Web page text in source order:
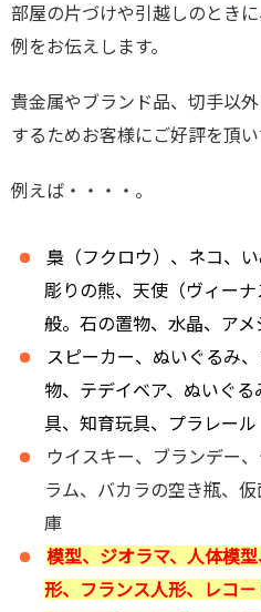
部屋の片づけや引越しのとき
例をお伝えします。
貴金属やブランド品、切手以
するためお客様にご好評を頂い
例えば・・・・。
梟（フクロウ）、ネコ、
彫りの熊、天使（ヴィー
般。石の置物、水晶、アメ
スピーカー、ぬいぐるみ
物、テデイベア、ぬいぐ
具、知育玩具、プラレール
ウイスキー、ブランデー
ラム、バカラの空き瓶、
庫
模型、ジオラマ、人体模
形、フランス人形、レコ－